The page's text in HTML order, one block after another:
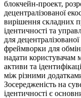
блокчейн-проект,
децентралізованої
вирішення складних
ідентичності та
для
фреймворки для
надати користувачам
активи та
між різними
Зосередженість на
ідентичності є